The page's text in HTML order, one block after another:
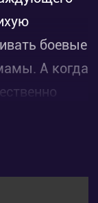
боевые
А когда